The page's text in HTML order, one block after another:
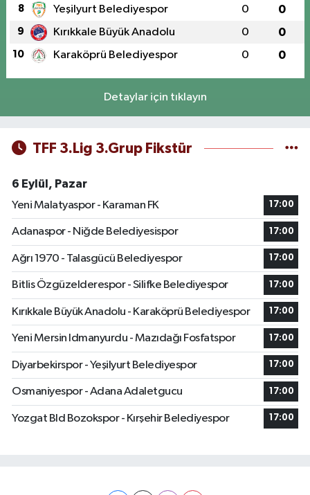
8 Yeşilyurt Belediyespor 0 0
9 Kırıkkale Büyük Anadolu 0 0
10 Karaköprü Belediyespor 0 0
Detaylar için tıklayın
TFF 3.Lig 3.Grup Fikstür
6 Eylül, Pazar
Yeni Malatyaspor - Karaman FK
17:00
Adanaspor - Niğde Belediyesispor 17:00
Ağrı 1970 - Talasgücü Belediyespor 17:00
Bitlis Özgüzelderespor - Silifke Belediyespor 17:00
Kırıkkale Büyük Anadolu - Karaköprü Belediyespor 17:00
Yeni Mersin Idmanyurdu - Mazıdağı Fosfatspor 17:00
Diyarbekirspor - Yeşilyurt Belediyespor 17:00
Osmaniyespor - Adana Adaletgucu 17:00
Yozgat Bld Bozokspor - Kırşehir Belediyespor 17:00